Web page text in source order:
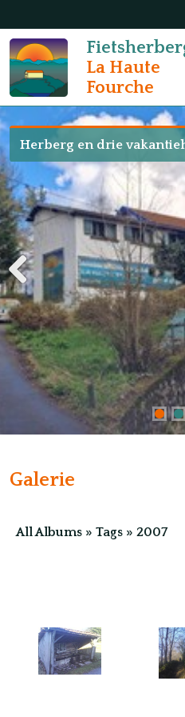
La Haute
Fourche
Herberg en drie
Previous
Galerie
All Albums » Tags » 2007